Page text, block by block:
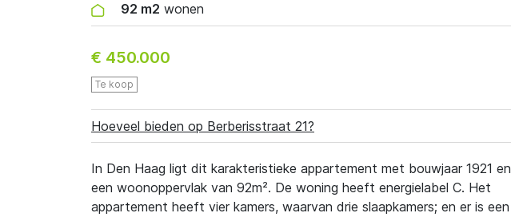
92 m2 wonen
€ 450.000
Te koop
Hoeveel bieden op Berberisstraat 21?
In Den Haag ligt dit karakteristieke appartement met bouwjaar 1921 en
een woonoppervlak van 92m². De woning heeft energielabel C. Het
appartement heeft vier kamers, waarvan drie slaapkamers; en er is een